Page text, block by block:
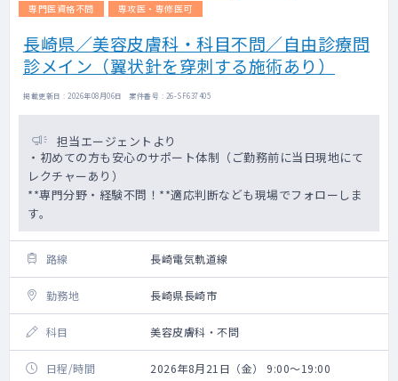
専門医資格不問
専攻医・専修医可
長崎県／美容皮膚科・科目不問／自由診療問
診メイン（翼状針を穿刺する施術あり）
掲載更新日 : 2026年08月06日 案件番号 : 26-SF637405
担当エージェントより
・初めての方も安心のサポート体制（ご勤務前に当日現地にて
レクチャーあり）
**専門分野・経験不問！**適応判断なども現場でフォローしま
す。
路線 長崎電気軌道線
勤務地 長崎県長崎市
科目 美容皮膚科・不問
日程/時間 2026年8月21日（金） 9:00～19:00